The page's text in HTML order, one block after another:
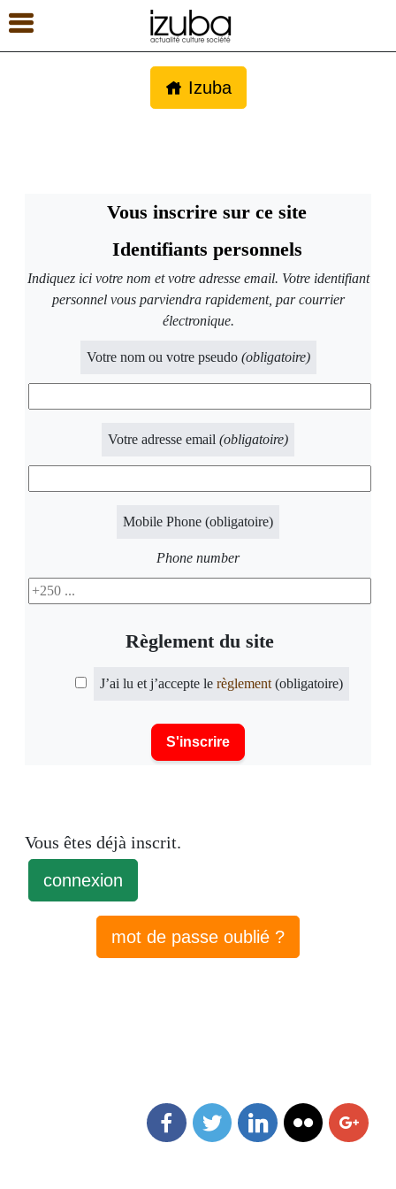
Izuba
Vous inscrire sur ce site
Identifiants personnels
Indiquez ici votre nom et votre adresse email. Votre identifiant
personnel vous parviendra rapidement, par courrier
électronique.
Votre nom ou votre pseudo (obligatoire)
Votre adresse email (obligatoire)
Mobile Phone (obligatoire)
Phone number
Règlement du site
J’ai lu et j’accepte le règlement (obligatoire)
Vous êtes déjà inscrit.
connexion
mot de passe oublié ?